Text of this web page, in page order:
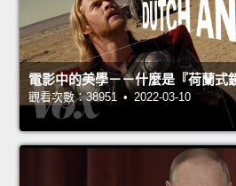
電影中的美學－－什麼是『荷蘭式
觀看次數：38951 • 2022-03-10